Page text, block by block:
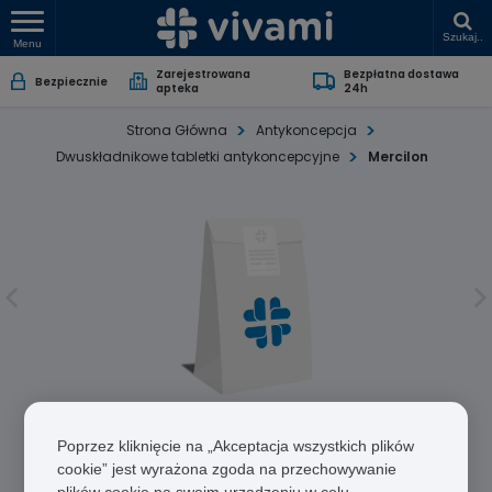
Menu
Szukaj..
Bezpiecznie
Zarejestrowana
apteka
Bezpłatna dostawa
24h
Strona Główna
Antykoncepcja
Dwuskładnikowe tabletki antykoncepcyjne
Mercilon
Mercilon
Ethinylestradiol/Desogestrel
Poprzez kliknięcie na „Akceptacja wszystkich plików
cookie” jest wyrażona zgoda na przechowywanie